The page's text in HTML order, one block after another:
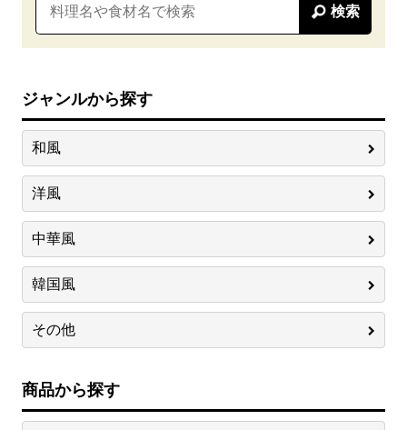
検索
ジャンルから探す
和風
洋風
中華風
韓国風
その他
商品から探す